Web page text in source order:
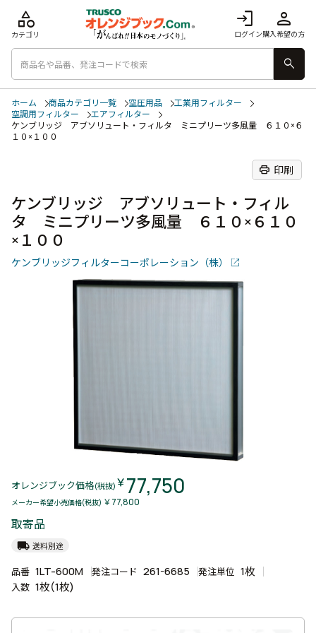
login
ログイン
person
購入希望の方
category
カテゴリ
search
ホーム 商品カテゴリ一覧 空圧用品
工業用フィルター
空調用フィルター
エアフィルター
ケンブリッジ アブソリュート・フィルタ ミニプリーツ多風量 ６１０×６
１０×１００
print 印刷
ケンブリッジ アブソリュート・フィル
タ ミニプリーツ多風量 ６１０×６１０
×１００
ケンブリッジフィルターコーポレーション（株）
オレンジブック価格(税抜) ￥77,750
メーカー希望小売価格(税抜) ￥77,800
取寄品
local_shipping 送料別途
品番 1LT-600M 発注コード 261-6685 発注単位 1枚
入数 1枚(1枚)